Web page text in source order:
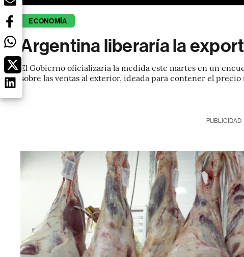
ECONOMÍA
Argentina liberaría la
El Gobierno oficializaría la medida este martes en un
sobre las ventas al exterior, ideada para contener el
PUBLICIDAD